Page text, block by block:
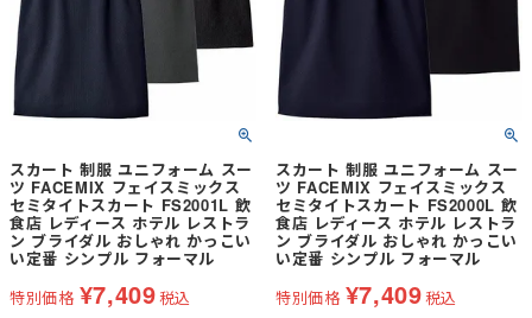
スカート 制服 ユニフォーム スー
ツ FACEMIX フェイスミックス
セミタイトスカート FS2001L 飲
食店 レディース ホテル レストラ
ン ブライダル おしゃれ かっこい
い定番 シンプル フォーマル
特別価格 ¥7,409税込
スカート 制服 ユニフォーム スー
ツ FACEMIX フェイスミックス
セミタイトスカート FS2000L 飲
食店 レディース ホテル レストラ
ン ブライダル おしゃれ かっこい
い定番 シンプル フォーマル
特別価格 ¥7,409税込